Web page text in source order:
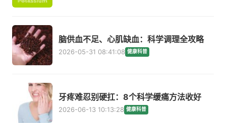
脑供血不足、心肌缺血：科学调理全攻略
2026-05-31 08:41:08 健康科普
牙疼难忍别硬扛：8个科学缓痛方法收好
2026-06-13 10:13:28 健康科普